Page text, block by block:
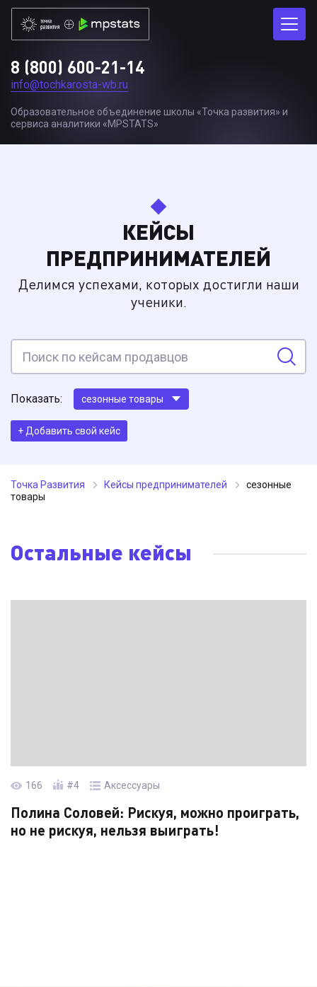
Образовательное объединение школы «Точка развития» и
сервиса аналитики «MPSTATS»
8 (800) 600-21-14
info@tochkarosta-wb.ru
КЕЙСЫ
ПРЕДПРИНИМАТЕЛЕЙ
Делимся успехами, которых достигли наши
ученики.
Показать: сезонные товары
+ Добавить свой кейс
Точка Развития Кейсы предпринимателей
сезонные
товары
Остальные кейсы
Читать кейс →
166 #4 Аксессуары
Полина Соловей: Рискуя, можно проиграть,
но не рискуя, нельзя выиграть!